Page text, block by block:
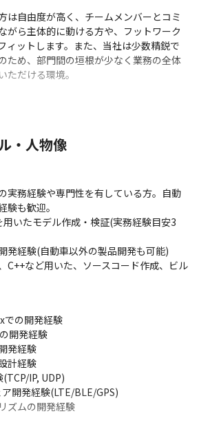
は自由度が高く、チームメンバーとコミ
がら主体的に動ける方や、フットワーク
ィットします。また、当社は少数精鋭で
ため、部門間の垣根が少なく業務の全体
ただける環境。
キルアップし、プロジェクト管理するよ
できるでしょう。
・人物像
実務経験や専門性を有している方。自動
験も歓迎。
いたモデル作成・検証(実務経験目安3
発経験(自動車以外の製品開発も可能)
C++など用いた、ソースコード作成、ビル
での開発経験
開発経験
発経験
計経験
IP, UDP)
開発経験(LTE/BLE/GPS)
ズムの開発経験